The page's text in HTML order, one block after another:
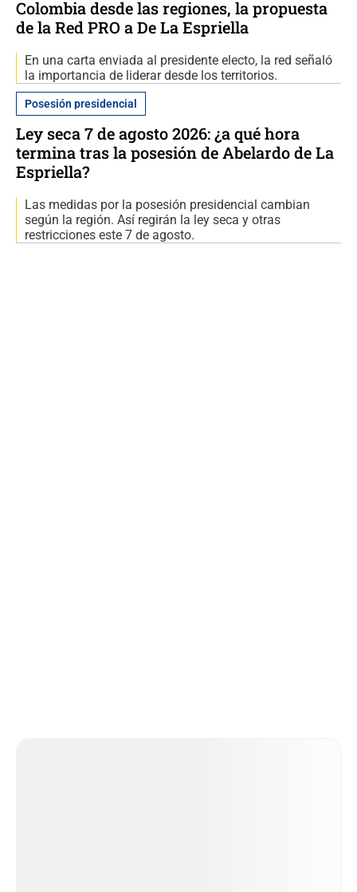
Colombia desde las regiones, la propuesta
de la Red PRO a De La Espriella
En una carta enviada al presidente electo, la red señaló
la importancia de liderar desde los territorios.
Posesión presidencial
Ley seca 7 de agosto 2026: ¿a qué hora
termina tras la posesión de Abelardo de La
Espriella?
Las medidas por la posesión presidencial cambian
según la región. Así regirán la ley seca y otras
restricciones este 7 de agosto.